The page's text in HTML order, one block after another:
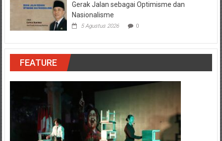
Gerak Jalan sebagai Optimisme dan
Nasionalisme
5 Agustus 2026 0
FEATURE